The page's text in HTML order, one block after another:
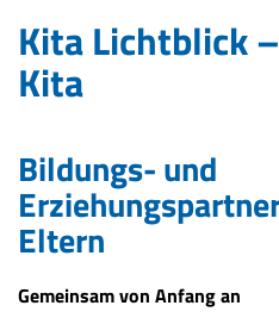
Kita Lichtblick
Kita
Bildungs- und
Eltern
Gemeinsam von Anfang an